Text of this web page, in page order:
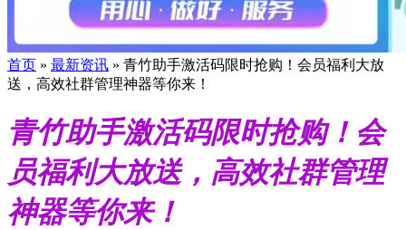
首页 » 最新资讯 » 青竹助手激活码限时抢购！会员福利大放
送，高效社群管理神器等你来！
青竹助手激活码限时抢购！会
员福利大放送，高效社群管理
神器等你来！